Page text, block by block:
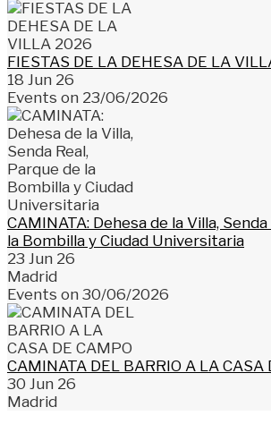
FIESTAS DE LA DEHESA DE LA
18 Jun 26
Events on 23/06/2026
CAMINATA: Dehesa de la Villa,
la Bombilla y Ciudad Universitaria
23 Jun 26
Madrid
Events on 30/06/2026
CAMINATA DEL BARRIO A LA CASA
30 Jun 26
Madrid